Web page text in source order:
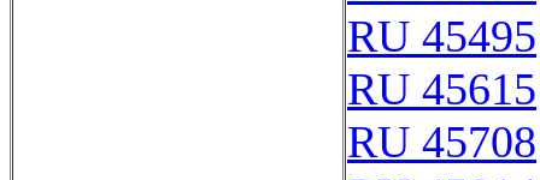
RU 45495
RU 45615
RU 45708